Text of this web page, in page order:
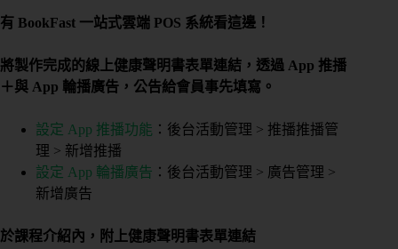
有 BookFast 一站式雲端 POS 系統看這邊！
將製作完成的線上健康聲明書表單連結，透過 App 推播
＋與 App 輪播廣告，公告給會員事先填寫。
設定 App 推播功能 ：後台活動管理 > 推播推播管
理 > 新增推播
設定 App 輪播廣告 ：後台活動管理 > 廣告管理 >
新增廣告
於課程介紹內，附上健康聲明書表單連結
態
業